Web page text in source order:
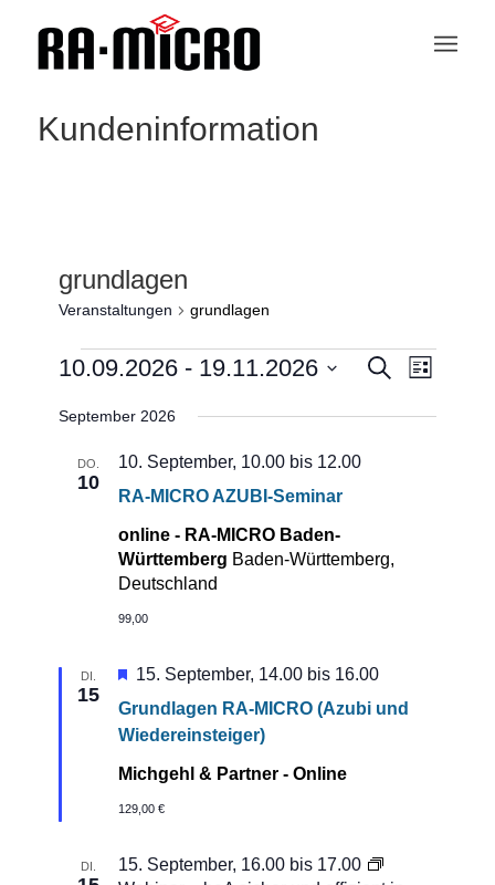
Kundeninformation
grundlagen
Veranstaltungen grundlagen
Veranstaltungen
Veranstaltungen
Such-
SucheAnsichten-
Liste
10.09.2026 - 19.11.2026
wählen.
September 2026
DO.
10
RA-MICRO AZUBI-Seminar
10. September, 10.00 bis 12.00
online - RA-MICRO Baden-
Württemberg Baden-Württemberg,
Deutschland
99,00
DI.
15
Grundlagen RA-MICRO (Azubi und
Wiedereinsteiger)
Hervorgehoben
15. September, 14.00 bis 16.00
Michgehl & Partner - Online
129,00 €
DI. 15. September, 16.00 bis 17.00